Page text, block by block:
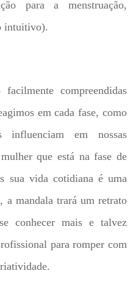
para a menstruação,
intuitivo).
compreendidas
em cada fase, como
influenciam em nossas
que está na fase de
sua vida cotidiana é uma
a mandala trará um retrato
conhecer mais e talvez
para romper com